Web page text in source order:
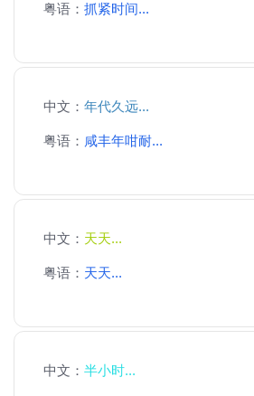
粤语： 抓紧时间...
中文： 年代久远...
粤语： 咸丰年咁耐...
中文： 天天...
粤语： 天天...
中文： 半小时...